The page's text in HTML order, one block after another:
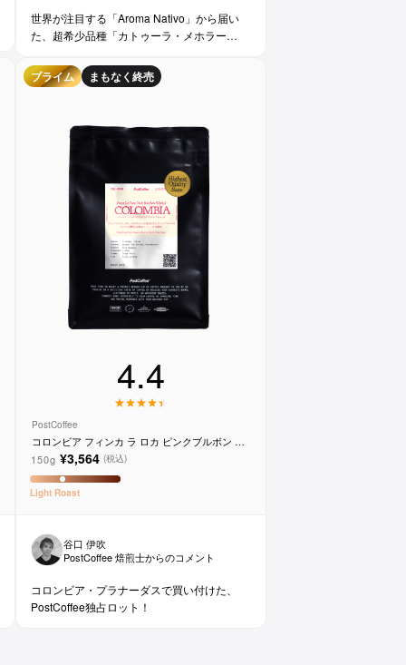
世界が注目する「Aroma Nativo」から届い
た、超希少品種「カトゥーラ・メホラー
プライム まもなく終売
4.4
PostCoffee
コロンビア フィンカ ラ ロカ ピンクブルボン ウ
ォッシュド
150g ¥3,564 (税込)
Light Roast
谷口 伊吹
PostCoffee 焙煎士からのコメント
コロンビア・プラナーダスで買い付けた、
PostCoffee独占ロット！